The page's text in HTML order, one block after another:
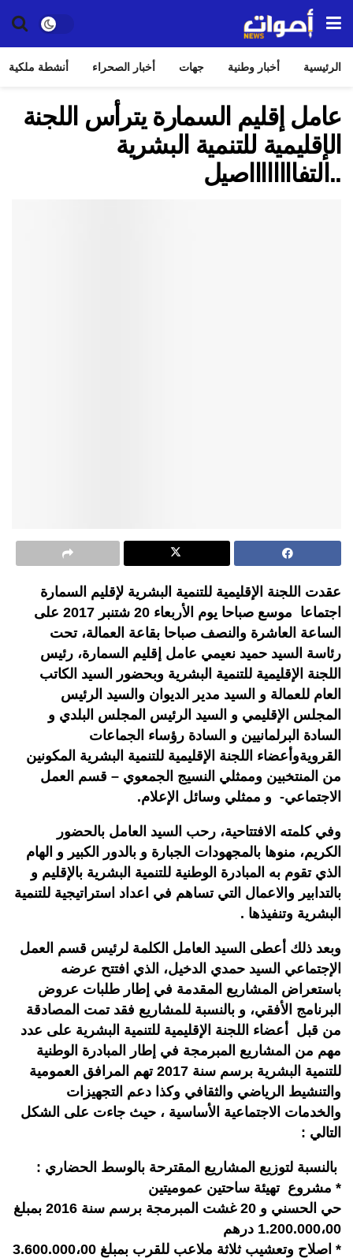
الرئيسية أخبار وطنية جهات أخبار الصحراء أنشطة ملكية
عامل إقليم السمارة يترأس اللجنة
الإقليمية للتنمية البشرية
..التفااااااااصيل
عقدت اللجنة الإقليمية للتنمية البشرية لإقليم السمارة
اجتماعا موسع صباحا يوم الأربعاء 20 شتنبر 2017 على
الساعة العاشرة والنصف صباحا بقاعة العمالة، تحت
رئاسة السيد حميد نعيمي عامل إقليم السمارة، رئيس
اللجنة الإقليمية للتنمية البشرية وبحضور السيد الكاتب
العام للعمالة و السيد مدير الديوان والسيد الرئيس
المجلس الإقليمي و السيد الرئيس المجلس البلدي و
السادة البرلمانيين و السادة رؤساء الجماعات
القرويةوأعضاء اللجنة الإقليمية للتنمية البشرية المكونين
من المنتخبين وممثلي النسيج الجمعوي – قسم العمل
الاجتماعي- و ممثلي وسائل الإعلام.
وفي كلمته الافتتاحية، رحب السيد العامل بالحضور
الكريم، منوها بالمجهودات الجبارة و بالدور الكبير و الهام
الذي تقوم به المبادرة الوطنية للتنمية البشرية بالإقليم و
بالتدابير والاعمال التي تساهم في اعداد استراتيجية للتنمية
البشرية وتنفيذها .
وبعد ذلك أعطى السيد العامل الكلمة لرئيس قسم العمل
الإجتماعي السيد حمدي الدخيل، الذي افتتح عرضه
باستعراض المشاريع المقدمة في إطار طلبات عروض
البرنامج الأفقي، و بالنسبة للمشاريع فقد تمت المصادقة
من قبل أعضاء اللجنة الإقليمية للتنمية البشرية على عدد
مهم من المشاريع المبرمجة في إطار المبادرة الوطنية
للتنمية البشرية برسم سنة 2017 تهم المرافق العمومية
والتنشيط الرياضي والثقافي وكذا دعم التجهيزات
والخدمات الاجتماعية الأساسية ، حيث جاءت على الشكل
التالي :
بالنسبة لتوزيع المشاريع المقترحة بالوسط الحضاري :
* مشروع تهيئة ساحتين عموميتين
حي الحسني و 20 غشت المبرمجة برسم سنة 2016 بمبلغ
1.200.000،00 درهم
* اصلاح وتعشيب ثلاثة ملاعب للقرب بمبلغ 3.600.000،00